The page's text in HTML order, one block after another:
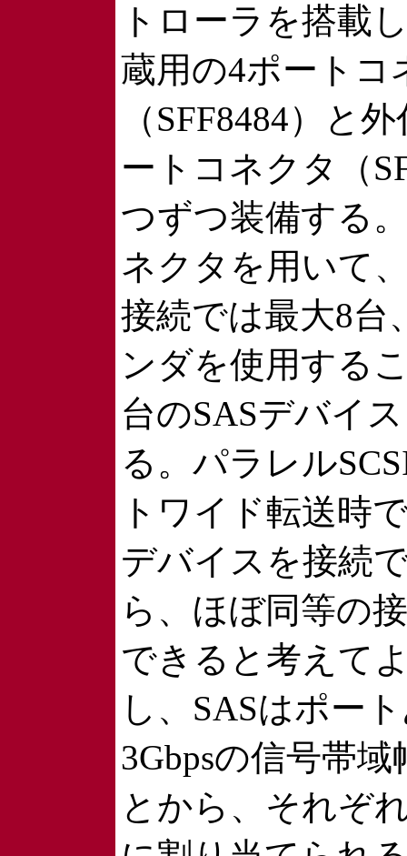
トローラを搭載
蔵用の4ポートコ
（SFF8484）と
ートコネクタ（
つずつ装備する
ネクタを用いて
接続では最大8台
ンダを使用する
台のSASデバイ
る。パラレル
トワイド転送時
デバイスを接続
ら、ほぼ同等の
できると考えて
し、SASはポー
3Gbpsの信号帯
とから、それぞ